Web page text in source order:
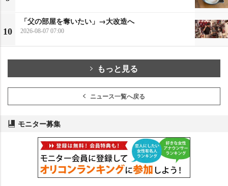
10
「父の部屋を奪いたい」→大改造へ
2026-08-07 07:00
もっと見る
ニュース一覧へ戻る
モニター募集